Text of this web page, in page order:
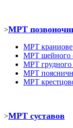
>МРТ
МРТ
МРТ шейного
МРТ
МРТ
МРТ
>МРТ суставов